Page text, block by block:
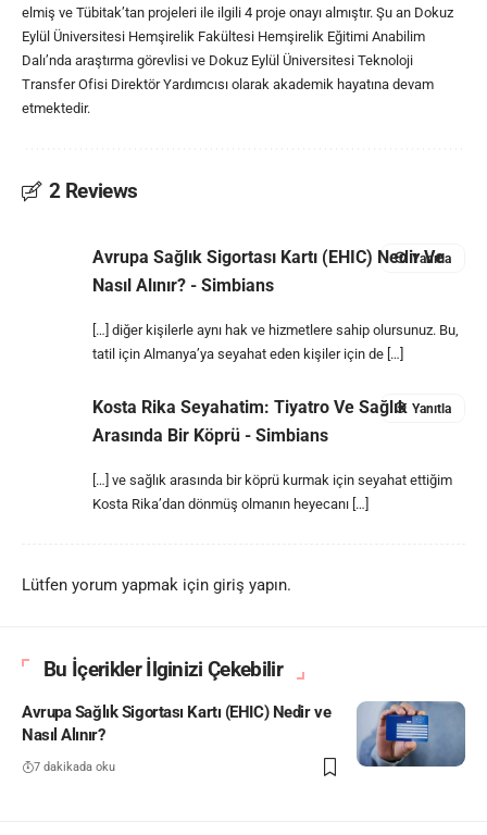
elmiş ve Tübitak’tan projeleri ile ilgili 4 proje onayı almıştır. Şu an Dokuz
Eylül Üniversitesi Hemşirelik Fakültesi Hemşirelik Eğitimi Anabilim
Dalı’nda araştırma görevlisi ve Dokuz Eylül Üniversitesi Teknoloji
Transfer Ofisi Direktör Yardımcısı olarak akademik hayatına devam
etmektedir.
2 Reviews
Avrupa Sağlık Sigortası Kartı (EHIC) Nedir Ve
Nasıl Alınır? - Simbians
[…] diğer kişilerle aynı hak ve hizmetlere sahip olursunuz. Bu,
tatil için Almanya’ya seyahat eden kişiler için de […]
Yanıtla
Kosta Rika Seyahatim: Tiyatro Ve Sağlık
Arasında Bir Köprü - Simbians
[…] ve sağlık arasında bir köprü kurmak için seyahat ettiğim
Kosta Rika’dan dönmüş olmanın heyecanı […]
Yanıtla
Lütfen yorum yapmak için giriş yapın.
Bu İçerikler İlginizi Çekebilir
Avrupa Sağlık Sigortası Kartı (EHIC) Nedir ve
Nasıl Alınır?
7 dakikada oku